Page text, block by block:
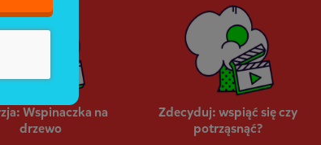
Wspinaczka na
drzewo
Zdecyduj: wspiąć się czy
potrząsnąć?